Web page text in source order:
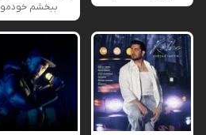
ببخشم خودمو